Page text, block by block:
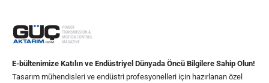
E-bültenimize Katılın ve Endüstriyel Dünyada Öncü Bilgilere Sahip Olun!
Tasarım mühendisleri ve endüstri profesyonelleri için hazırlanan özel